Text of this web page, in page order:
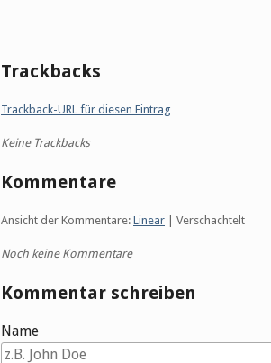
Trackbacks
Trackback-URL für diesen Eintrag
Keine Trackbacks
Kommentare
Ansicht der Kommentare: Linear | Verschachtelt
Noch keine Kommentare
Kommentar schreiben
Name